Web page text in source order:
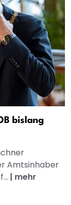
bislang
Amtsinhaber
| mehr